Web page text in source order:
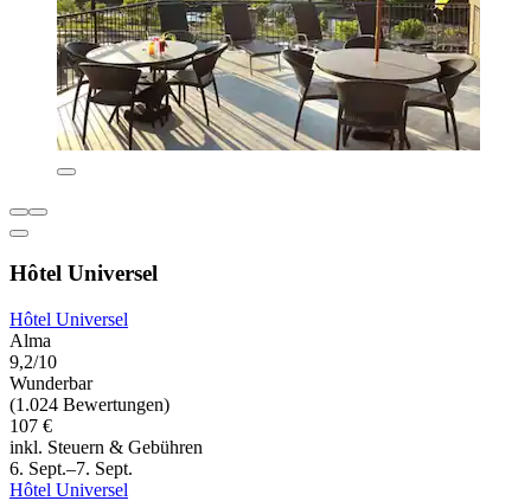
Hôtel Universel
Hôtel Universel
Alma
9,2/10
Wunderbar
(1.024 Bewertungen)
107 €
inkl. Steuern & Gebühren
6. Sept.–7. Sept.
Hôtel Universel